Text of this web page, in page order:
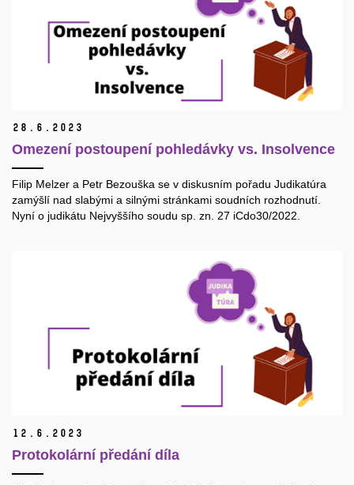
28. 6. 2023
Omezení postoupení pohledávky vs. Insolvence
Filip Melzer a Petr Bezouška se v diskusním pořadu Judikatúra
zamýšlí nad slabými a silnými stránkami soudních rozhodnutí.
Nyní o judikátu Nejvyššího soudu sp. zn. 27 iCdo30/2022.
12. 6. 2023
Protokolární předání díla